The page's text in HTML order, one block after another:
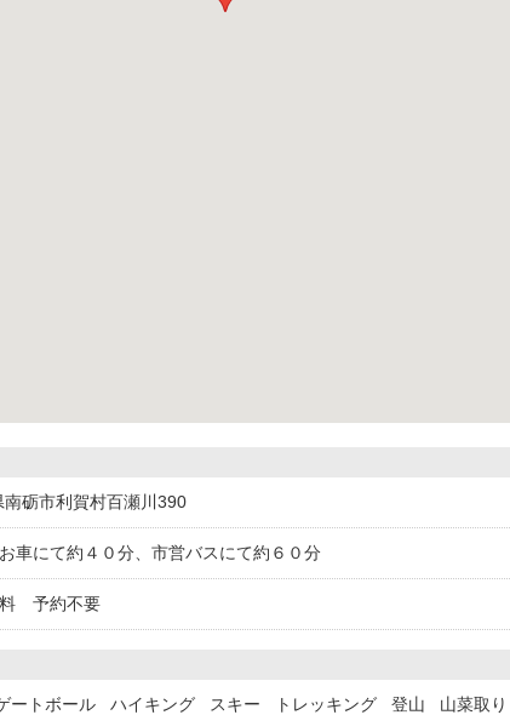
砺市利賀村百瀬川390
車にて約４０分、市営バスにて約６０分
予約不要
ートボール ハイキング スキー トレッキング 登山 山菜取り